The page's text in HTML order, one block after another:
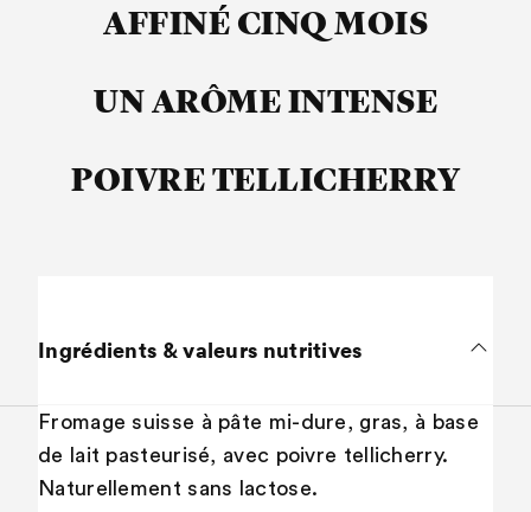
AFFINÉ CINQ MOIS
UN ARÔME INTENSE
POIVRE TELLICHERRY
Ingrédients & valeurs nutritives
Fromage suisse à pâte mi-dure, gras, à base
de lait pasteurisé, avec poivre tellicherry.
Naturellement sans lactose.